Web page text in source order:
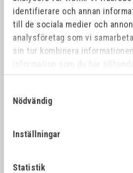
identifierare och annan
till de sociala medier och
analysföretag som vi
sin tur kombinera
information som du har
har samlat in när du har
Nödvändig
Inställningar
Statistik
EUROBOOR TOPPSLIP 600W
1 600,00 kr